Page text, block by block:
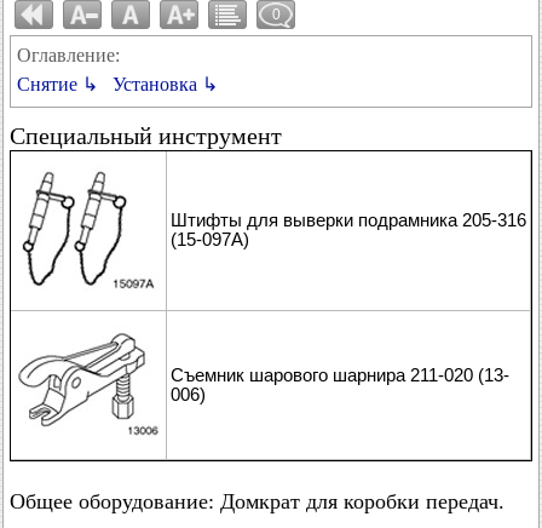
0
Оглавление:
Снятие ↳
Установка ↳
Специальный инструмент
Штифты для выверки подрамника 205-316
(15-097А)
Съемник шарового шарнира 211-020 (13-
006)
Общее оборудование: Домкрат для коробки передач.